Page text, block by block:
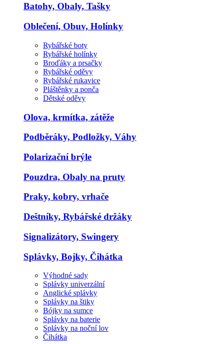
Batohy, Obaly, Tašky
Oblečení, Obuv, Holínky
Rybářské boty
Rybářské holínky
Broďáky a prsačky
Rybářské oděvy
Rybářské rukavice
Pláštěnky a ponča
Dětské oděvy
Olova, krmítka, zátěže
Podběráky, Podložky, Váhy
Polarizační brýle
Pouzdra, Obaly na pruty
Praky, kobry, vrhače
Deštníky, Rybářské držáky
Signalizátory, Swingery
Splávky, Bojky, Čihátka
Výhodné sady
Splávky univerzální
Anglické splávky
Splávky na štiky
Bójky na sumce
Splávky na baterie
Splávky na noční lov
Čihátka